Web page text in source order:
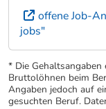
offene Job-
jobs"
* Die
Bruttolöhnen beim
Angaben jedoch auf
gesuchten Beruf.